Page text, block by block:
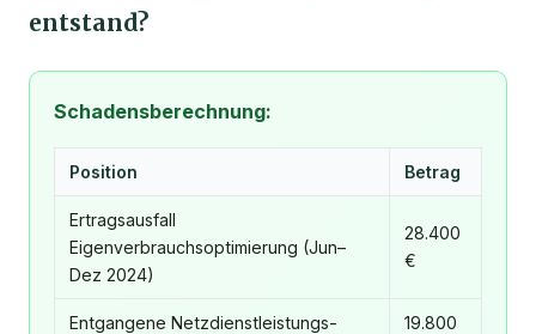
entstand?
Schadensberechnung:
Position Betrag
Ertragsausfall
Eigenverbrauchsoptimierung (Jun–
Dez 2024)
28.400
€
Entgangene Netzdienstleistungs-
19.800